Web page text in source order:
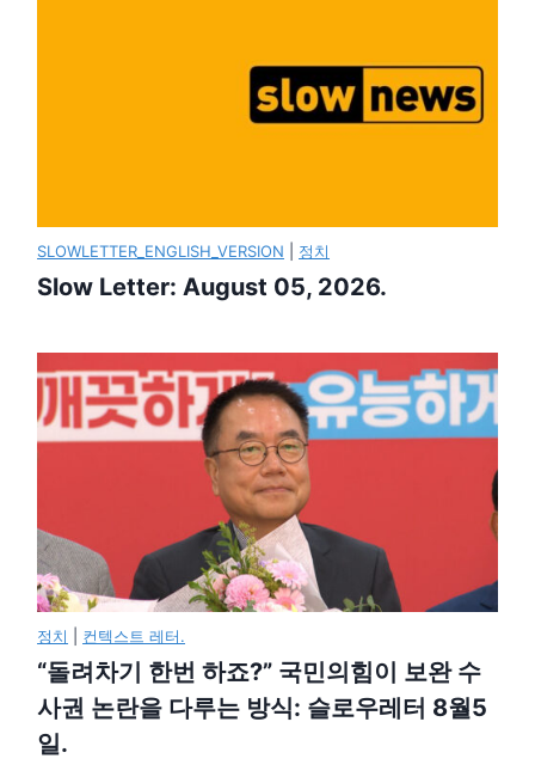
SLOWLETTER_ENGLISH_VERSION 정치
Slow Letter: August 05, 2026.
정치 컨텍스트 레터.
“돌려차기 한번 하죠?” 국민의힘이 보완 수
사권 논란을 다루는 방식: 슬로우레터 8월5
일.